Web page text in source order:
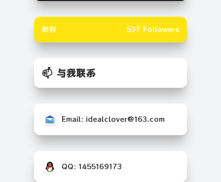
即刻 537 Followers
📫 与我联系
Email: idealclover@163.com
QQ: 1455169173